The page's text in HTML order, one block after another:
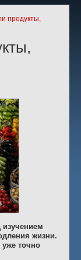
продукты,
жизни.
уже точно